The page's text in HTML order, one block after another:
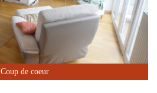
Coup de coeur